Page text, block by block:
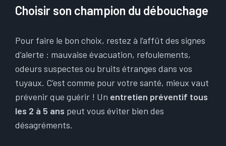
Choisir son champion du débouchage
Pour faire le bon choix, restez à l’affût des signes
d’alerte : mauvaise évacuation, refoulements,
odeurs suspectes ou bruits étranges dans vos
tuyaux. C’est comme pour votre santé, mieux vaut
prévenir que guérir ! Un entretien préventif tous
les 2 à 5 ans peut vous éviter bien des
désagréments.